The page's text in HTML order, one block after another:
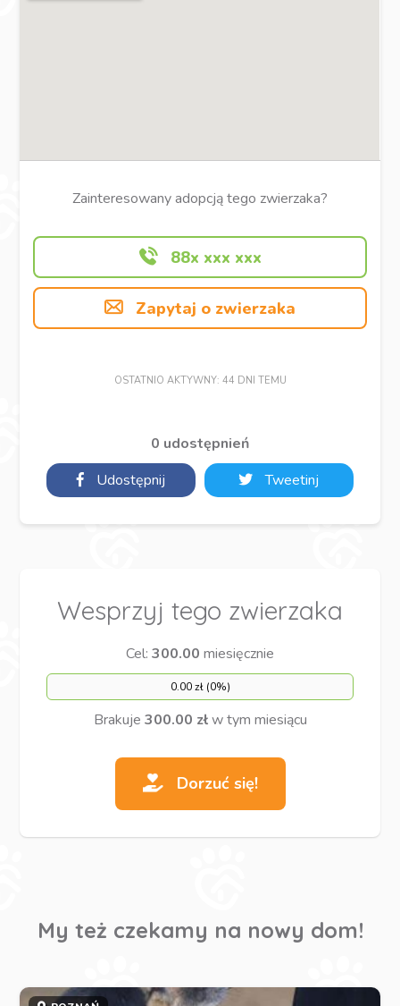
Zainteresowany adopcją tego zwierzaka?
88x xxx xxx
Zapytaj o zwierzaka
OSTATNIO AKTYWNY: 44 DNI TEMU
0 udostępnień
Udostępnij
Tweetinj
Wesprzyj tego zwierzaka
Cel: 300.00 miesięcznie
0.00 zł (0%)
Brakuje 300.00 złw tym miesiącu
Dorzuć się!
My też czekamy na nowy dom!